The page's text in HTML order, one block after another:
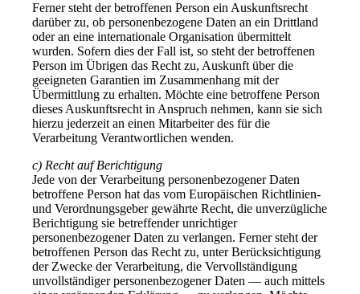
Ferner steht der betroffenen Person ein Auskunftsrecht
darüber zu, ob personenbezogene Daten an ein Drittland
oder an eine internationale Organisation übermittelt
wurden. Sofern dies der Fall ist, so steht der betroffenen
Person im Übrigen das Recht zu, Auskunft über die
geeigneten Garantien im Zusammenhang mit der
Übermittlung zu erhalten. Möchte eine betroffene Person
dieses Auskunftsrecht in Anspruch nehmen, kann sie sich
hierzu jederzeit an einen Mitarbeiter des für die
Verarbeitung Verantwortlichen wenden.
c) Recht auf Berichtigung
Jede von der Verarbeitung personenbezogener Daten
betroffene Person hat das vom Europäischen Richtlinien-
und Verordnungsgeber gewährte Recht, die unverzügliche
Berichtigung sie betreffender unrichtiger
personenbezogener Daten zu verlangen. Ferner steht der
betroffenen Person das Recht zu, unter Berücksichtigung
der Zwecke der Verarbeitung, die Vervollständigung
unvollständiger personenbezogener Daten — auch mittels